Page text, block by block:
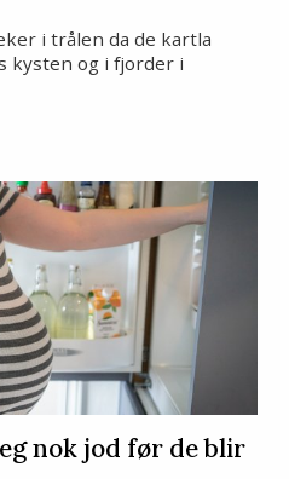
i trålen da de kartla
kysten og i fjorder i
nok jod før de blir